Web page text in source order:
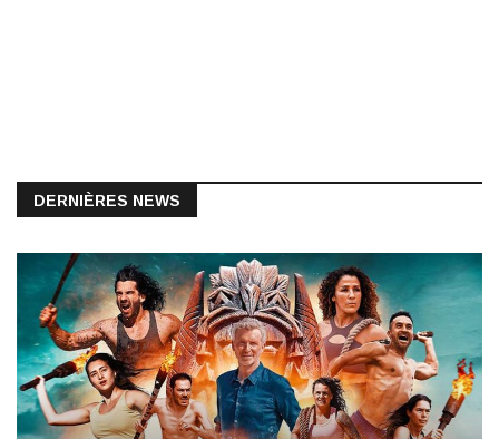
DERNIÈRES NEWS